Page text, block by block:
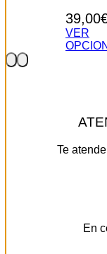
39,00
VER
Las
se
Te
En